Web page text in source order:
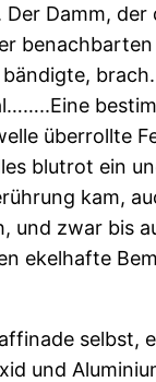
Der Damm, der
benachbarten
brach.
überrollte
blutrot ein
kam,
und zwar bis
ekelhafte
selbst,
und